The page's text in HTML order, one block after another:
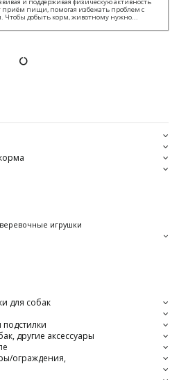
и поддерживая физическую активность
приём пищи, помогая избежать проблем с
Чтобы добыть корм, животному нужно...
игрушки
для собак
другие аксессуары
ограждения,